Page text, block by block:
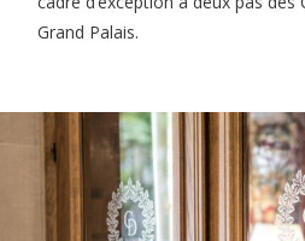
Grand Palais.